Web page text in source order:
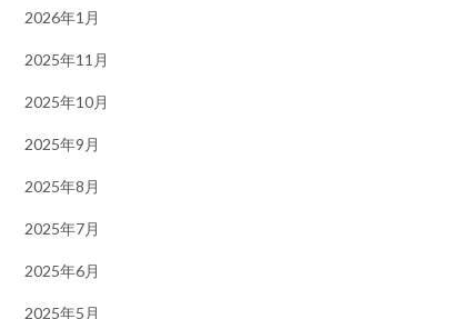
2026年1月
2025年11月
2025年10月
2025年9月
2025年8月
2025年7月
2025年6月
2025年5月